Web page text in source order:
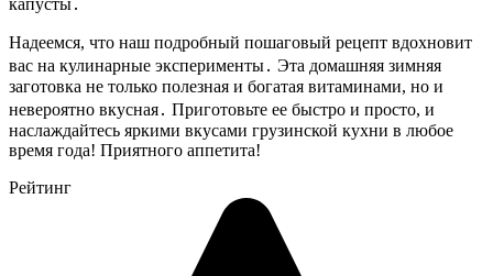
Надеемся, что наш подробный пошаговый рецепт вдохновит
вас на кулинарные эксперименты․ Эта домашняя зимняя
заготовка не только полезная и богатая витаминами, но и
невероятно вкусная․ Приготовьте ее быстро и просто, и
наслаждайтесь яркими вкусами грузинской кухни в любое
время года! Приятного аппетита!
Рейтинг